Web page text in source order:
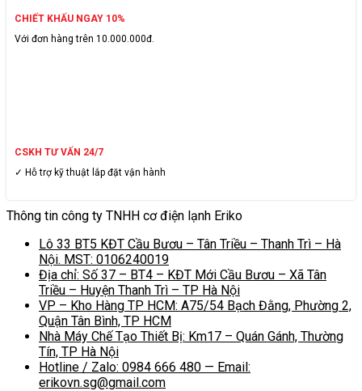
CHIẾT KHẤU NGAY 10%
Với đơn hàng trên 10.000.000đ.
CSKH TƯ VẤN 24/7
✓ Hỗ trợ kỹ thuật lắp đặt vận hành
Thông tin công ty TNHH cơ điện lạnh Eriko
Lô 33 BT5 KĐT Cầu Bươu – Tân Triều – Thanh Trì – Hà
Nội. MST: 0106240019
Địa chỉ: Số 37 – BT4 – KĐT Mới Cầu Bươu – Xã Tân
Triều – Huyện Thanh Trì – TP Hà Nội
VP – Kho Hàng TP HCM: A75/54 Bạch Đằng, Phường 2,
Quận Tân Bình, TP HCM
Nhà Máy Chế Tạo Thiết Bị: Km17 – Quán Gánh, Thường
Tín, TP Hà Nội
Hotline / Zalo: 0984 666 480 — Email:
erikovn.sg@gmail.com